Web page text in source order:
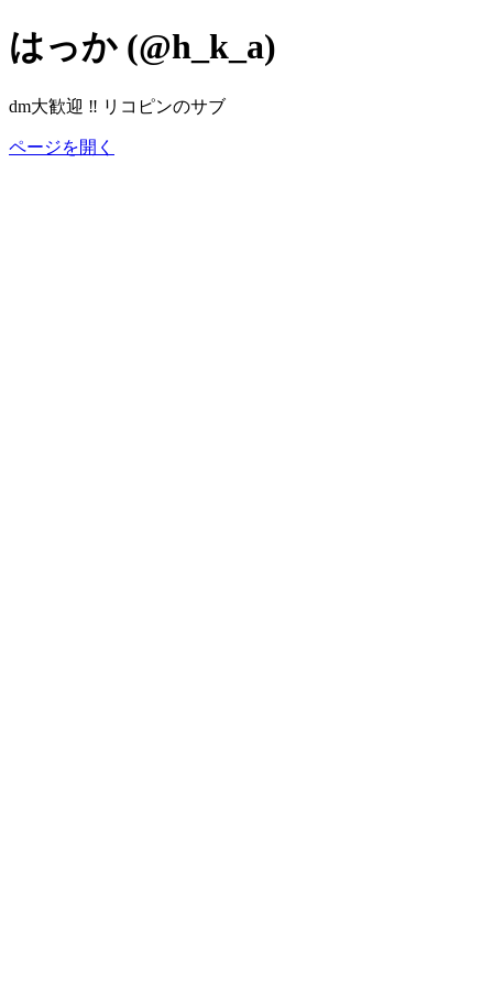
はっか (@h_k_a)
dm大歓迎 ‼️ リコピンのサブ
ページを開く